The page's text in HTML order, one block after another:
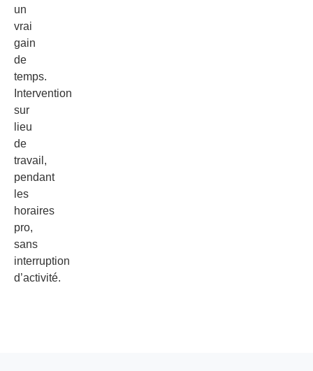
un
vrai
gain
de
temps.
Intervention
sur
lieu
de
travail,
pendant
les
horaires
pro,
sans
interruption
d’activité.